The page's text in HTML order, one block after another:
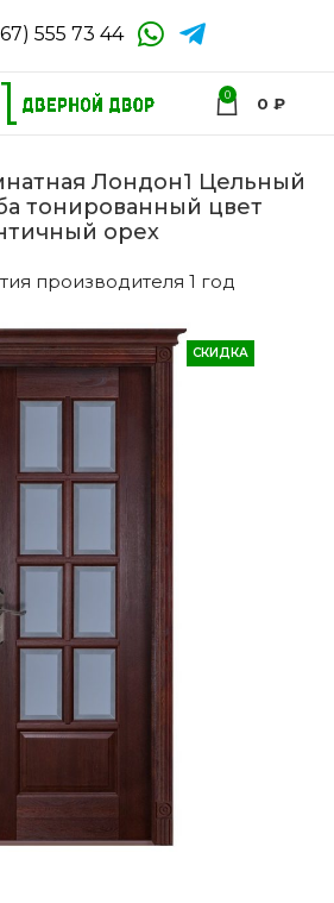
555 73 44
0 0 ₽
Лондон1 Цельный
тонированный цвет
орех
производителя 1 год
СКИДКА
чтобы увеличить